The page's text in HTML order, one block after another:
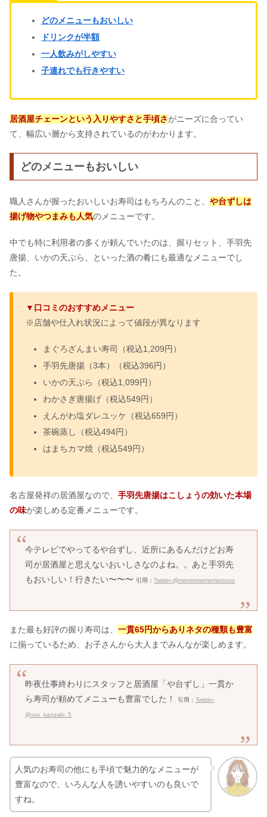
どのメニューもおいしい
ドリンクが半額
一人飲みがしやすい
子連れでも行きやすい
居酒屋チェーンという入りやすさと手頃さがニーズに合ってい
て、幅広い層から支持されているのがわかります。
どのメニューもおいしい
職人さんが握ったおいしいお寿司はもちろんのこと、 や台ずしは
揚げ物やつまみも人気のメニューです。
中でも特に利用者の多くが頼んでいたのは、握りセット、手羽先
唐揚、いかの天ぷら、といった酒の肴にも最適なメニューでし
た。
▼口コミのおすすめメニュー
※店舗や仕入れ状況によって値段が異なります
まぐろざんまい寿司（税込1,209円）
手羽先唐揚（3本）（税込396円）
いかの天ぷら（税込1,099円）
わかさぎ唐揚げ（税込549円）
えんがわ塩ダレユッケ（税込659円）
茶碗蒸し（税込494円）
はまちカマ焼（税込549円）
名古屋発祥の居酒屋なので、 手羽先唐揚はこしょうの効いた本場
の味が楽しめる定番メニューです。
今テレビでやってるや台ずし、近所にあるんだけどお寿
司が居酒屋と思えないおいしさなのよね。。あと手羽先
もおいしい！行きたい〜〜〜 引用：Twitter-@momomomomonooo
また最も好評の握り寿司は、 一貫65円からありネタの種類も豊富
に揃っているため、お子さんから大人までみんなが楽しめます。
昨夜仕事終わりにスタッフと居酒屋「や台ずし」一貫か
ら寿司が頼めてメニューも豊富でした！
引用：Twitter-
@xxx_kanzaki_5
人気のお寿司の他にも手頃で魅力的なメニューが
豊富なので、いろんな人を誘いやすいのも良いで
すね。